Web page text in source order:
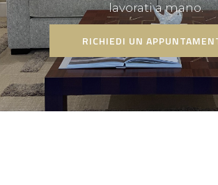
lavorati a mano.
RICHIEDI UN